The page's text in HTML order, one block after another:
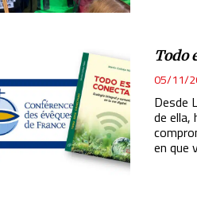
Todo
05/11/
Desde
de ella,
en que